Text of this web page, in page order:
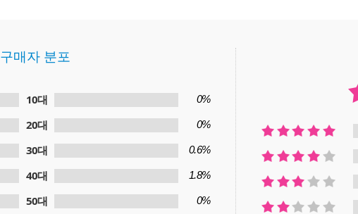
구매자 분포
10대 0%
20대 0%
30대 0.6%
40대 1.8%
50대 0%